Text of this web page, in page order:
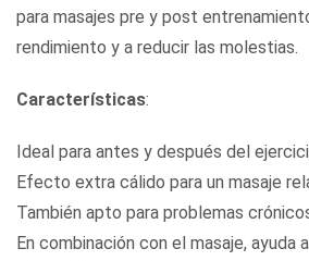
para masajes pre y post
rendimiento y a reducir las molestias.
Características:
Ideal para antes y después del
Efecto extra cálido para un masaje
También apto para problemas
En combinación con el masaje, ayuda